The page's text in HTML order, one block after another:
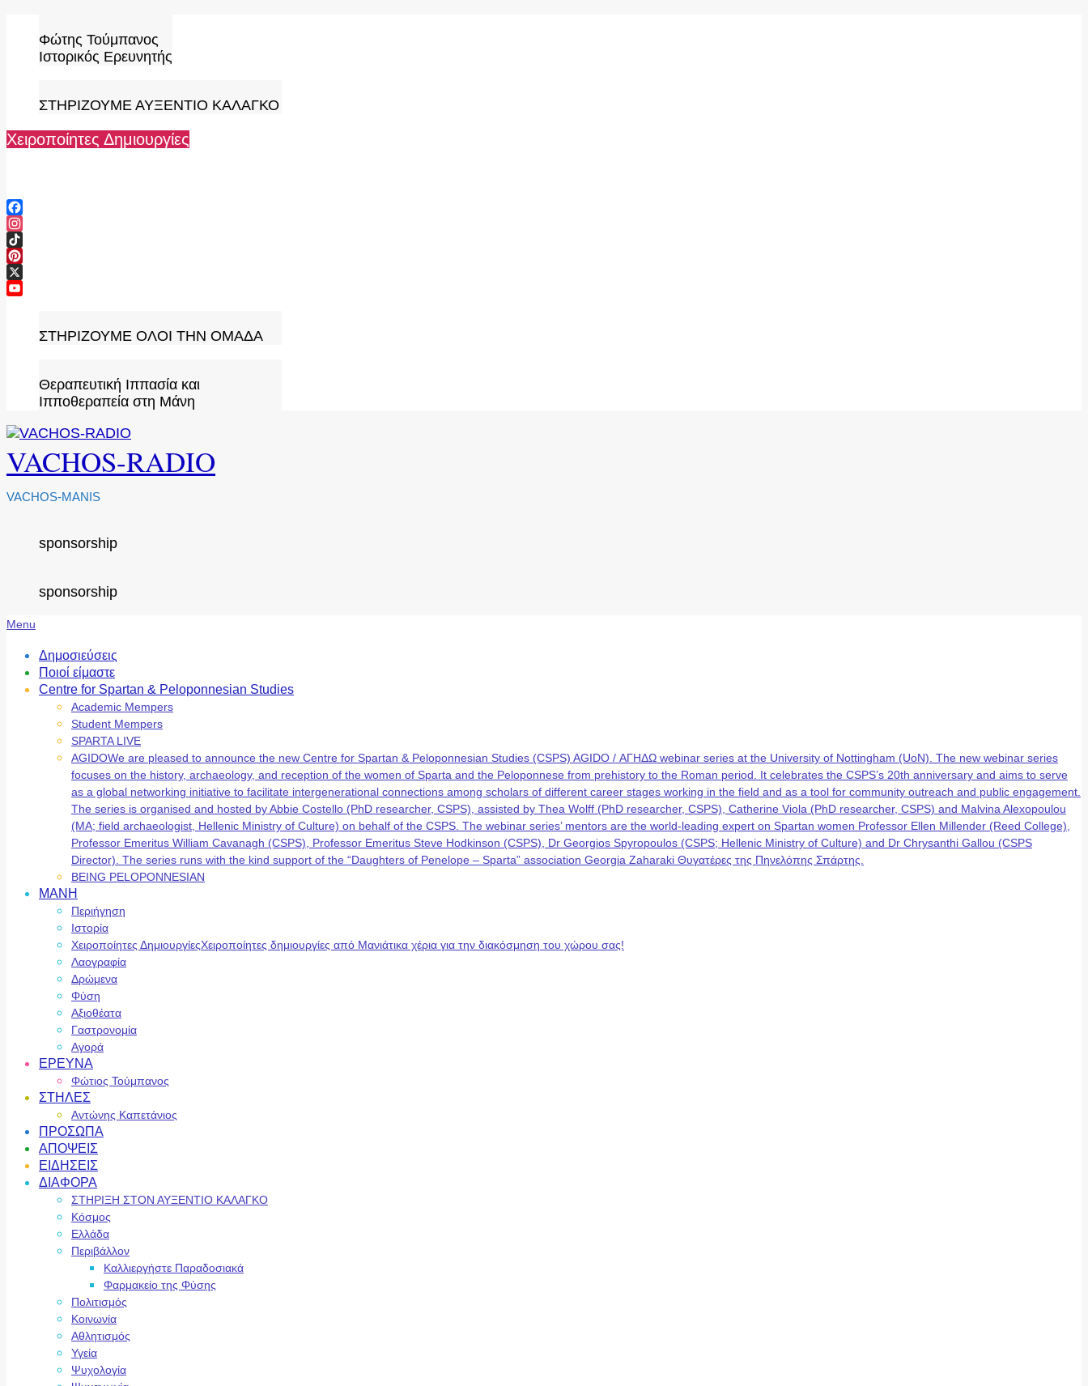
content
Φώτης Τούμπανος
Ιστορικός Ερευνητής
ΣΤΗΡΙΖΟΥΜΕ ΑΥΞΕΝΤΙΟ ΚΑΛΑΓΚΟ
Χειροποίητες Δημιουργίες
Facebook
Instagram
TikTok
Pinterest
X
ΣΤΗΡΙΖΟΥΜΕ ΟΛΟΙ ΤΗΝ ΟΜΑΔΑ
Θεραπευτική Ιππασία και
Ιπποθεραπεία στη Μάνη
VACHOS-RADIO
VACHOS-MANIS
sponsorship
sponsorship
Secondary
Menu
Menu
Δημοσιεύσεις
Ποιοί είμαστε
Centre for Spartan & Peloponnesian Studies
Academic Mempers
Student Mempers
SPARTA LIVE
AGIDOWe are pleased to announce the new Centre for Spartan & Peloponnesian Studies (CSPS) AGIDO / ΑΓΗΔΩ webinar series at the University of Nottingham (UoN). The new webinar series
focuses on the history, archaeology, and reception of the women of Sparta and the Peloponnese from prehistory to the Roman period. It celebrates the CSPS’s 20th anniversary and aims to serve
as a global networking initiative to facilitate intergenerational connections among scholars of different career stages working in the field and as a tool for community outreach and public engagement.
The series is organised and hosted by Abbie Costello (PhD researcher, CSPS), assisted by Thea Wolff (PhD researcher, CSPS), Catherine Viola (PhD researcher, CSPS) and Malvina Alexopoulou
(MA; field archaeologist, Hellenic Ministry of Culture) on behalf of the CSPS. The webinar series’ mentors are the world-leading expert on Spartan women Professor Ellen Millender (Reed College),
Professor Emeritus William Cavanagh (CSPS), Professor Emeritus Steve Hodkinson (CSPS), Dr Georgios Spyropoulos (CSPS; Hellenic Ministry of Culture) and Dr Chrysanthi Gallou (CSPS
Director). The series runs with the kind support of the “Daughters of Penelope – Sparta” association Georgia Zaharaki Θυγατέρες της Πηνελόπης Σπάρτης.
BEING PELOPONNESIAN
ΜΑΝΗ
Περιήγηση
Ιστορία
Χειροποίητες ΔημιουργίεςΧειροποίητες δημιουργίες από Μανιάτικα χέρια για την διακόσμηση του χώρου σας!
Λαογραφία
Δρώμενα
Φύση
Αξιοθέατα
Γαστρονομία
Αγορά
ΕΡΕΥΝΑ
Φώτιος Τούμπανος
ΣΤΗΛΕΣ
Αντώνης Καπετάνιος
ΠΡΟΣΩΠΑ
ΑΠΟΨΕΙΣ
ΕΙΔΗΣΕΙΣ
ΔΙΑΦΟΡΑ
ΣΤΗΡΙΞΗ ΣΤΟΝ ΑΥΞΕΝΤΙΟ ΚΑΛΑΓΚΟ
Κόσμος
Ελλάδα
Περιβάλλον
Καλλιεργήστε Παραδοσιακά
Φαρμακείο της Φύσης
Πολιτισμός
Κοινωνία
Αθλητισμός
Υγεία
Ψυχολογία